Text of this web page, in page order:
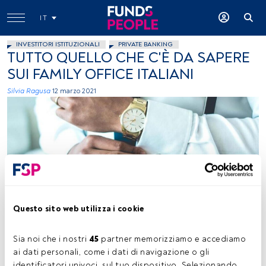
Questo sito web utilizza i cookie
Sia noi che i nostri 45 partner memorizziamo e accediamo
ai dati personali, come i dati di navigazione o gli
IT
INVESTITORI ISTITUZIONALI PRIVATE BANKING
TUTTO QUELLO CHE C'È DA SAPERE
SUI FAMILY OFFICE ITALIANI
Silvia Ragusa 12 marzo 2021